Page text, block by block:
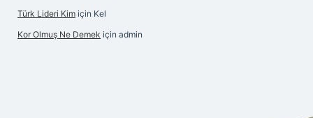
Türk Lideri Kim için Kel
Kor Olmuş Ne Demek için admin